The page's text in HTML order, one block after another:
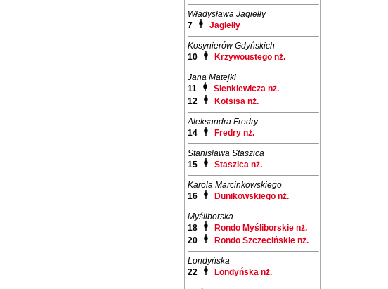
Władysława Jagiełły
7
Jagiełły
Kosynierów Gdyńskich
10
Krzywoustego nż.
Jana Matejki
11
Sienkiewicza nż.
12
Kotsisa nż.
Aleksandra Fredry
14
Fredry nż.
Stanisława Staszica
15
Staszica nż.
Karola Marcinkowskiego
16
Dunikowskiego nż.
Myśliborska
18
Rondo Myśliborskie nż.
20
Rondo Szczecińskie nż.
Londyńska
22
Londyńska nż.